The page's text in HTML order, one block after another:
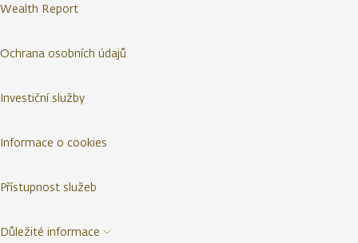
Wealth Report
Ochrana osobních údajů
Investiční služby
Informace o cookies
Přístupnost služeb
Důležité informace